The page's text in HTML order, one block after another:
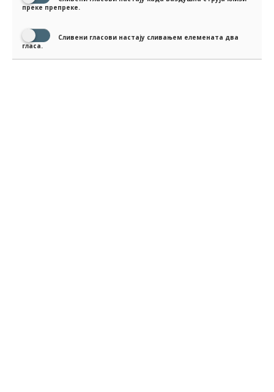
преке препреке.
Сливени гласови настају сливањем елемената два
гласа.